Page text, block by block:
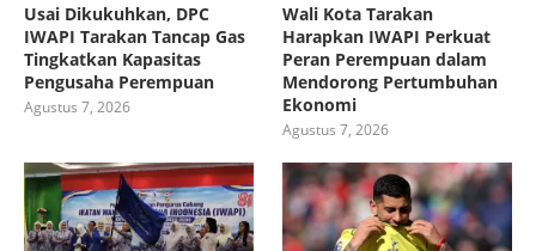
Usai Dikukuhkan, DPC
IWAPI Tarakan Tancap Gas
Tingkatkan Kapasitas
Pengusaha Perempuan
Agustus 7, 2026
Wali Kota Tarakan
Harapkan IWAPI Perkuat
Peran Perempuan dalam
Mendorong Pertumbuhan
Ekonomi
Agustus 7, 2026